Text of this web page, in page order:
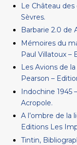
Le Château
Sèvres.
Barbarie 2.0 de
Mémoires du
Paul Villatoux –
Les Avions de
Pearson –
Indochine 1945
Acropole.
A l’ombre de la
Editions Les
Tintin,